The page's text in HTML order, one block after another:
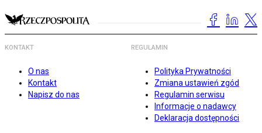
KONTAKT
O nas
Kontakt
Napisz do nas
REGULAMIN
Polityka Prywatności
Zmiana ustawień zgód
Regulamin serwisu
Informacje o nadawcy
Deklaracja dostępności